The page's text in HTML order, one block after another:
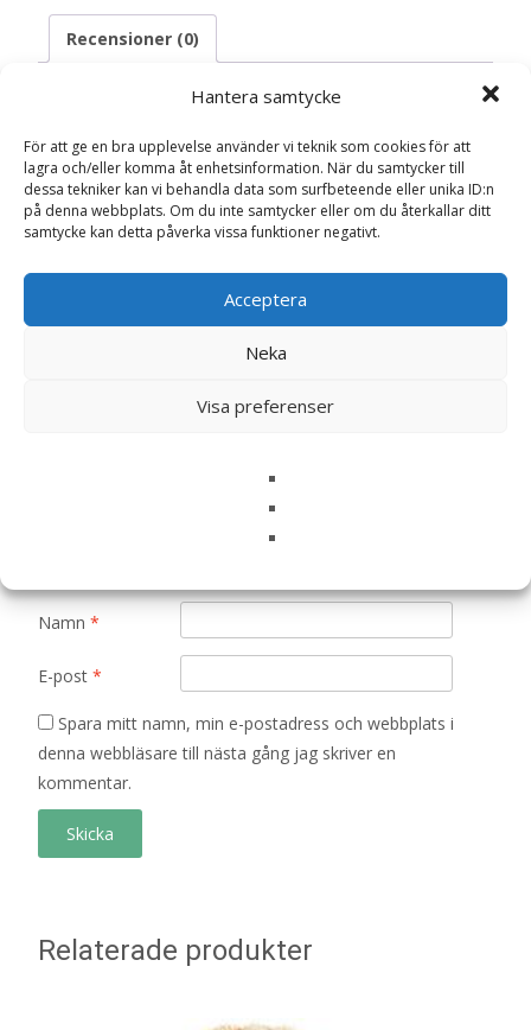
Hantera samtycke
För att ge en bra upplevelse använder vi teknik som cookies för att
lagra och/eller komma åt enhetsinformation. När du samtycker till
dessa tekniker kan vi behandla data som surfbeteende eller unika ID:n
på denna webbplats. Om du inte samtycker eller om du återkallar ditt
samtycke kan detta påverka vissa funktioner negativt.
Acceptera
Neka
Visa preferenser
Recensioner (0)
Recensioner
Det finns inga recensioner än.
Din e-postadress kommer inte publiceras.
Namn *
E-post *
Spara mitt namn, min e-postadress och webbplats i
denna webbläsare till nästa gång jag skriver en
kommentar.
Relaterade produkter